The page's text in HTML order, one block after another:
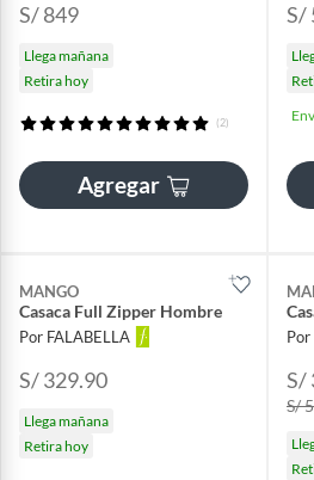
S/ 849
Llega mañana
Retira hoy
(2)
Agregar
S/
MANGO
Casaca Full Zipper Hombre
Por FALABELLA
S/ 329.90
Llega mañana
Retira hoy
Por
S/
S/